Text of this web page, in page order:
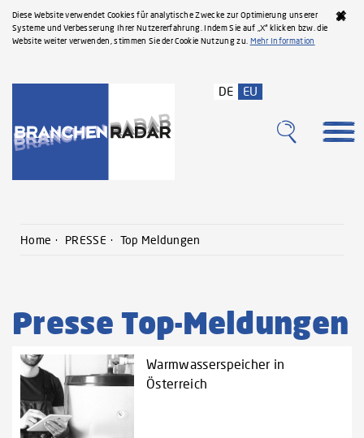
Diese Website verwendet Cookies für analytische Zwecke zur Optimierung unserer
Systeme und Verbesserung Ihrer Nutzererfahrung. Indem Sie auf „X“ klicken bzw. die
Website weiter verwenden, stimmen Sie der Cookie Nutzung zu. Mehr Information
DE EU
Home PRESSE Top Meldungen
Presse Top-Meldungen
Warmwasserspeicher in
Österreich